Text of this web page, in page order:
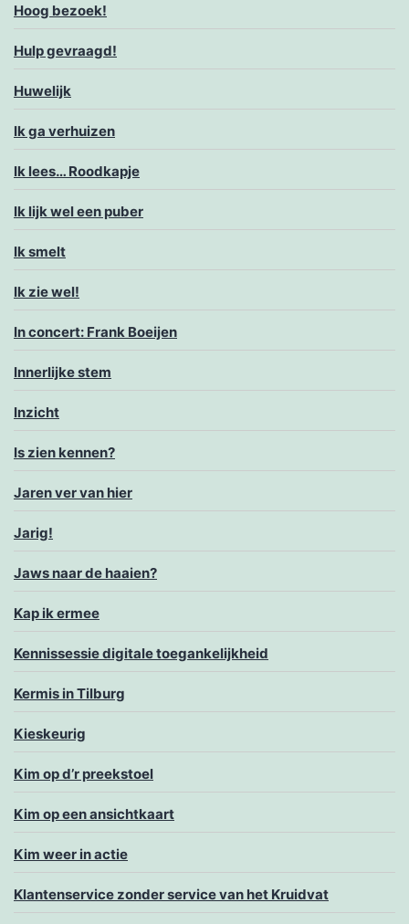
Hoog bezoek!
Hulp gevraagd!
Huwelijk
Ik ga verhuizen
Ik lees… Roodkapje
Ik lijk wel een puber
Ik smelt
Ik zie wel!
In concert: Frank Boeijen
Innerlijke stem
Inzicht
Is zien kennen?
Jaren ver van hier
Jarig!
Jaws naar de haaien?
Kap ik ermee
Kennissessie digitale toegankelijkheid
Kermis in Tilburg
Kieskeurig
Kim op d’r preekstoel
Kim op een ansichtkaart
Kim weer in actie
Klantenservice zonder service van het Kruidvat